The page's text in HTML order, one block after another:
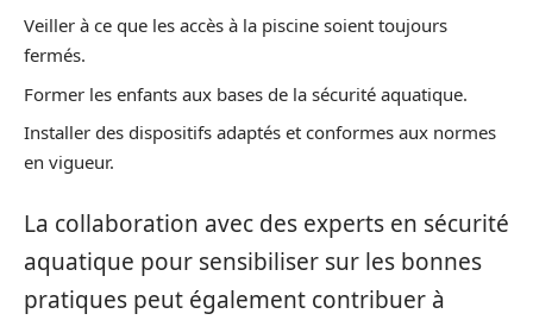
Veiller à ce que les accès à la piscine soient toujours
fermés.
Former les enfants aux bases de la sécurité aquatique.
Installer des dispositifs adaptés et conformes aux normes
en vigueur.
La collaboration avec des experts en sécurité
aquatique pour sensibiliser sur les bonnes
pratiques peut également contribuer à